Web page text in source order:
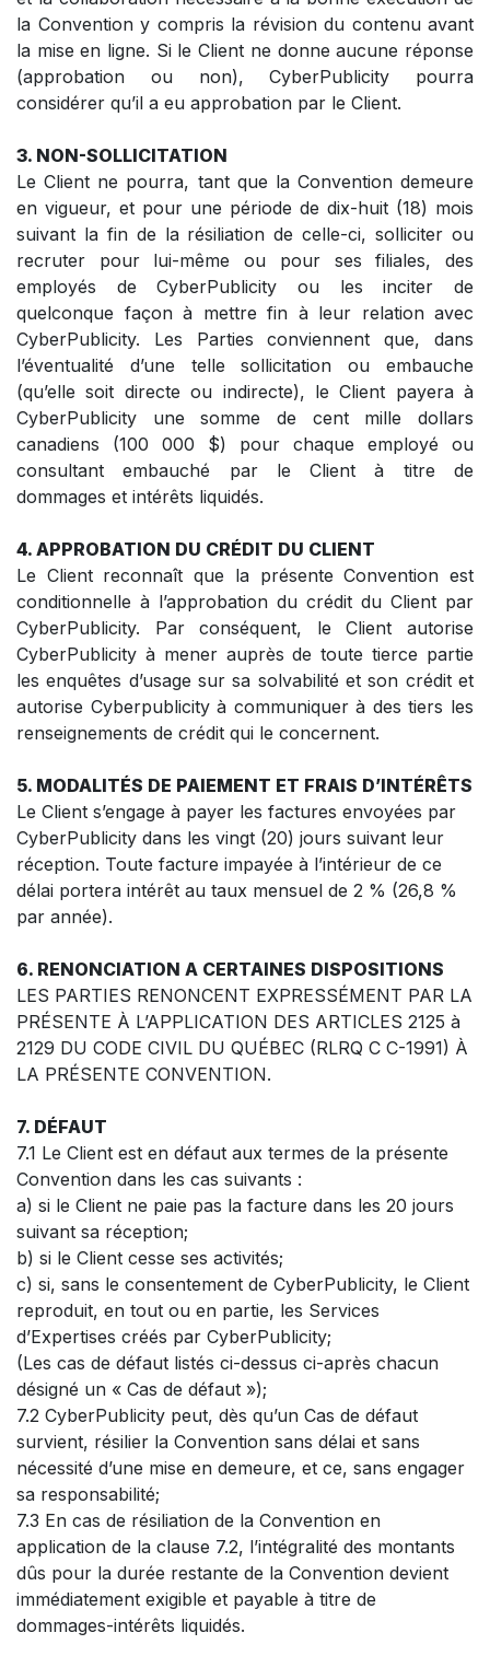
la Convention y compris la révision du contenu avant
la mise en ligne. Si le Client ne donne aucune réponse
(approbation ou non), CyberPublicity pourra
considérer qu’il a eu approbation par le Client.
3. NON-SOLLICITATION
Le Client ne pourra, tant que la Convention demeure
en vigueur, et pour une période de dix-huit (18) mois
suivant la fin de la résiliation de celle-ci, solliciter ou
recruter pour lui-même ou pour ses filiales, des
employés de CyberPublicity ou les inciter de
quelconque façon à mettre fin à leur relation avec
CyberPublicity. Les Parties conviennent que, dans
l’éventualité d’une telle sollicitation ou embauche
(qu’elle soit directe ou indirecte), le Client payera à
CyberPublicity une somme de cent mille dollars
canadiens (100 000 $) pour chaque employé ou
consultant embauché par le Client à titre de
dommages et intérêts liquidés.
4. APPROBATION DU CRÉDIT DU CLIENT
Le Client reconnaît que la présente Convention est
conditionnelle à l’approbation du crédit du Client par
CyberPublicity. Par conséquent, le Client autorise
CyberPublicity à mener auprès de toute tierce partie
les enquêtes d’usage sur sa solvabilité et son crédit et
autorise Cyberpublicity à communiquer à des tiers les
renseignements de crédit qui le concernent.
5. MODALITÉS DE PAIEMENT ET FRAIS D’INTÉRÊTS
Le Client s’engage à payer les factures envoyées par
CyberPublicity dans les vingt (20) jours suivant leur
réception. Toute facture impayée à l’intérieur de ce
délai portera intérêt au taux mensuel de 2 % (26,8 %
par année).
6. RENONCIATION A CERTAINES DISPOSITIONS
LES PARTIES RENONCENT EXPRESSÉMENT PAR LA
PRÉSENTE À L’APPLICATION DES ARTICLES 2125 à
2129 DU CODE CIVIL DU QUÉBEC (RLRQ C C-1991) À
LA PRÉSENTE CONVENTION.
7. DÉFAUT
7.1 Le Client est en défaut aux termes de la présente
Convention dans les cas suivants :
a) si le Client ne paie pas la facture dans les 20 jours
suivant sa réception;
b) si le Client cesse ses activités;
c) si, sans le consentement de CyberPublicity, le Client
reproduit, en tout ou en partie, les Services
d’Expertises créés par CyberPublicity;
(Les cas de défaut listés ci-dessus ci-après chacun
désigné un « Cas de défaut »);
7.2 CyberPublicity peut, dès qu’un Cas de défaut
survient, résilier la Convention sans délai et sans
nécessité d’une mise en demeure, et ce, sans engager
sa responsabilité;
7.3 En cas de résiliation de la Convention en
application de la clause 7.2, l’intégralité des montants
dûs pour la durée restante de la Convention devient
immédiatement exigible et payable à titre de
dommages-intérêts liquidés.